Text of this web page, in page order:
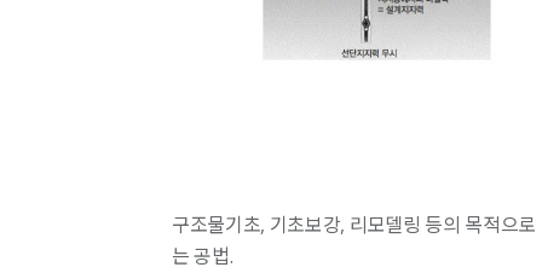
구조물기초, 기초보강, 리모델링 등의 목적으
는 공법.